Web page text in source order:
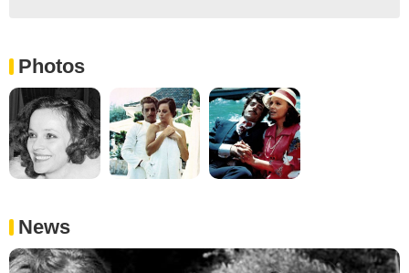
Photos
News